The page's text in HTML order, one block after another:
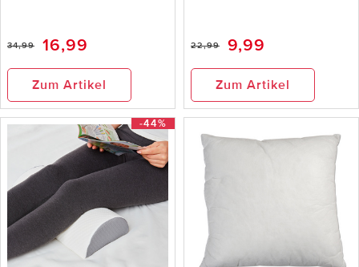
34,99 16,99
Zum Artikel
22,99 9,99
Zum Artikel
-44%